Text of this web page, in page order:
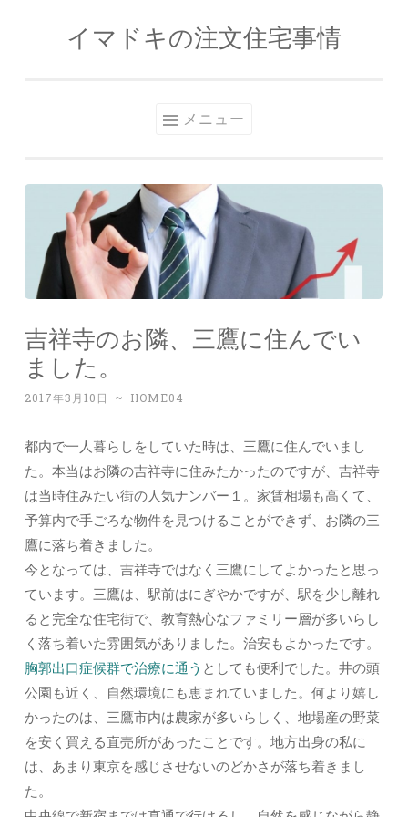
コンテンツへスキップ
イマドキの注文住宅事情
メニュー
吉祥寺のお隣、三鷹に住んでい
ました。
2017年3月10日 ~ HOME04
都内で一人暮らしをしていた時は、三鷹に住んでいまし
た。本当はお隣の吉祥寺に住みたかったのですが、吉祥寺
は当時住みたい街の人気ナンバー１。家賃相場も高くて、
予算内で手ごろな物件を見つけることができず、お隣の三
鷹に落ち着きました。
今となっては、吉祥寺ではなく三鷹にしてよかったと思っ
ています。三鷹は、駅前はにぎやかですが、駅を少し離れ
ると完全な住宅街で、教育熱心なファミリー層が多いらし
く落ち着いた雰囲気がありました。治安もよかったです。
胸郭出口症候群で治療に通う としても便利でした。井の頭
公園も近く、自然環境にも恵まれていました。何より嬉し
かったのは、三鷹市内は農家が多いらしく、地場産の野菜
を安く買える直売所があったことです。地方出身の私に
は、あまり東京を感じさせないのどかさが落ち着きまし
た。